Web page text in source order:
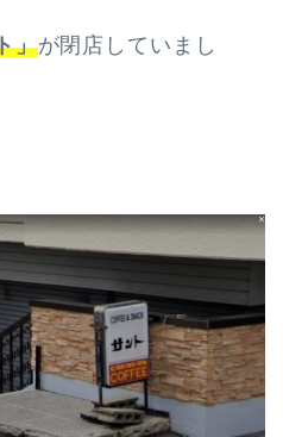
」が閉店していまし